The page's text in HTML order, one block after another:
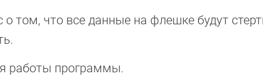
о том, что все данные на флешке будут
работы программы.